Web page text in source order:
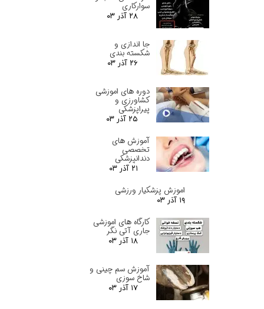
سوارکاری
۲۸ آذر ۰۳
جا اندازی و
شکسته بندی
۲۶ آذر ۰۳
دوره های اموزشی
کشاورزی و
پیراپزشکی
۲۵ آذر ۰۳
آموزش های
تخصصی
دندانپزشکی
۲۱ آذر ۰۳
اموزش پزشکیار ورزشی
۱۹ آذر ۰۳
کارگاه های اموزشی
جاری آتی نگر
۱۸ آذر ۰۳
آموزش سم چینی و
شاخ سوزی
۱۷ آذر ۰۳